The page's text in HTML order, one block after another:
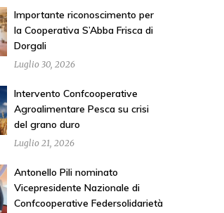
Importante riconoscimento per
la Cooperativa S’Abba Frisca di
Dorgali
Luglio 30, 2026
Intervento Confcooperative
Agroalimentare Pesca su crisi
del grano duro
Luglio 21, 2026
Antonello Pili nominato
Vicepresidente Nazionale di
Confcooperative Federsolidarietà